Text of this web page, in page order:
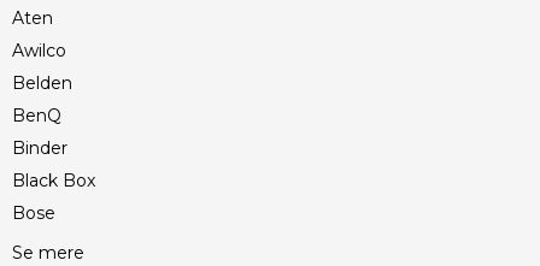
Aten
Awilco
Belden
BenQ
Binder
Black Box
Bose
Se mere